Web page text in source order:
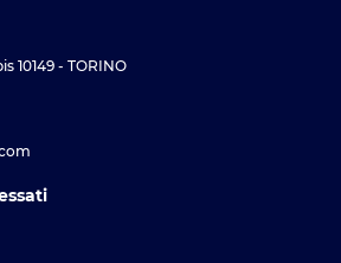
10149 - TORINO